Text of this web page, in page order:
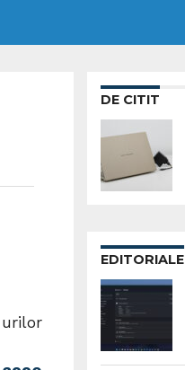
DE CITIT
EDITORIALE